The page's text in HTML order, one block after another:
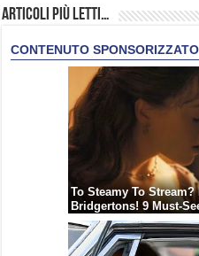
Articoli più Letti…